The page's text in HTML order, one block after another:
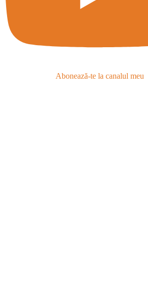
Abonează-te la canalul meu